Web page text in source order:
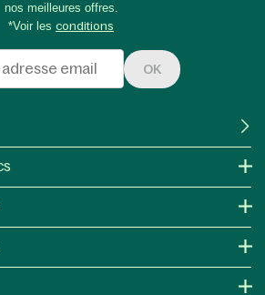
nos meilleures offres.
*Voir les conditions
OK